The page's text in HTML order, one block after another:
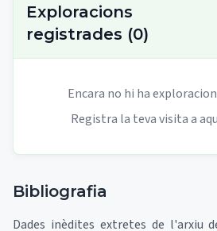
Exploracions
registrades (0)
Encara no hi ha
Registra la teva visita a
Bibliografia
Dades inèdites extretes de l'arxiu